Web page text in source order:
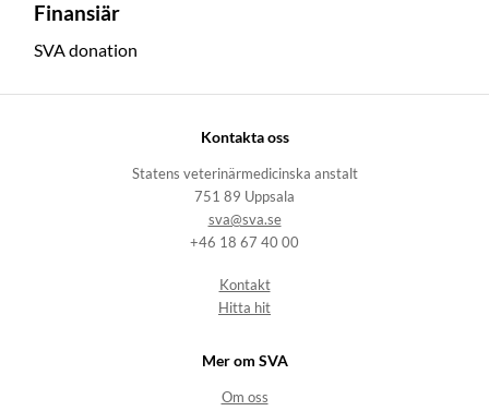
Finansiär
SVA donation
Kontakta oss
Statens veterinärmedicinska anstalt
751 89 Uppsala
sva@sva.se
+46 18 67 40 00
Kontakt
Hitta hit
Mer om SVA
Om oss